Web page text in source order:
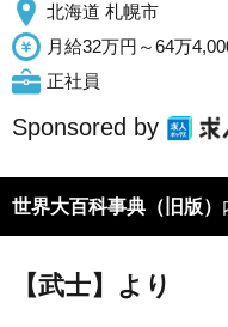
北海道 札幌市
月給32万円～64万
正社員
Sponsored by
世界大百科事典（旧版）
【武士】より